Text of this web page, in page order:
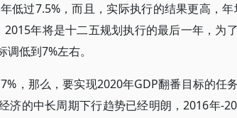
低过7.5%，而且，实际执行的结果更高，年
年将是十二五规划执行的最后一年，为
低到7%左右。
，那么，要实现2020年GDP翻番目标的任
济的中长周期下行趋势已经明朗，2016年-